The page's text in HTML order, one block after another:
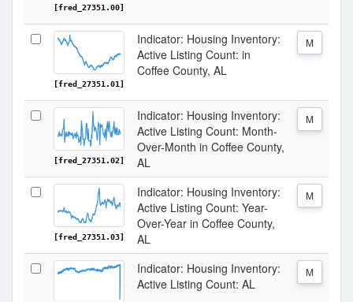
[fred_27351.00]
[fred_27351.01]
Indicator: Housing Inventory:
Active Listing Count: in
Coffee County, AL
M
[fred_27351.02]
Indicator: Housing Inventory:
Active Listing Count: Month-
Over-Month in Coffee County,
AL
M
[fred_27351.03]
Indicator: Housing Inventory:
Active Listing Count: Year-
Over-Year in Coffee County,
AL
M
Indicator: Housing Inventory:
Active Listing Count: AL
M